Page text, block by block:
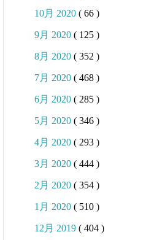
10月 2020 ( 66 )
9月 2020 ( 125 )
8月 2020 ( 352 )
7月 2020 ( 468 )
6月 2020 ( 285 )
5月 2020 ( 346 )
4月 2020 ( 293 )
3月 2020 ( 444 )
2月 2020 ( 354 )
1月 2020 ( 510 )
12月 2019 ( 404 )